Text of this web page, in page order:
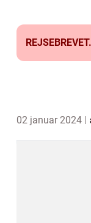
REJSEBREVET.
02 januar 2024